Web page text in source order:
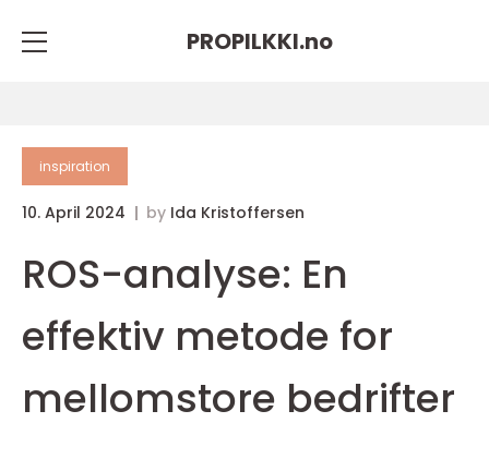
PROPILKKI.no
inspiration
10. April 2024 by Ida Kristoffersen
ROS-analyse: En
effektiv metode for
mellomstore bedrifter